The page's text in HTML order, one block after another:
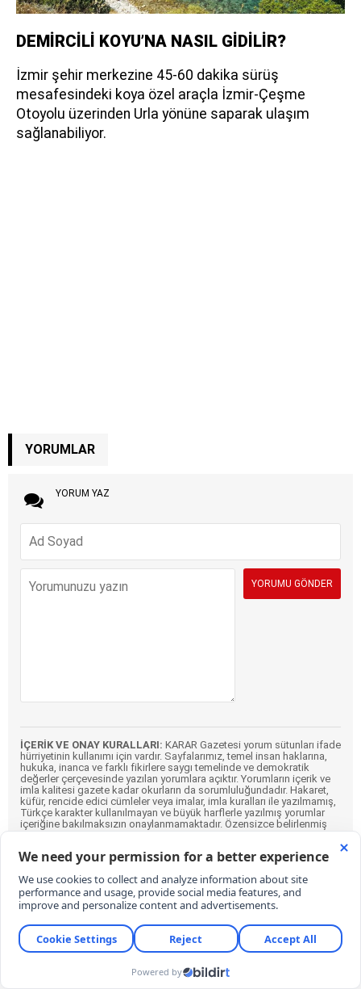
DEMİRCİLİ KOYU’NA NASIL GİDİLİR?
İzmir şehir merkezine 45-60 dakika sürüş
mesafesindeki koya özel araçla İzmir-Çeşme
Otoyolu üzerinden Urla yönüne saparak ulaşım
sağlanabiliyor.
YORUMLAR
YORUM YAZ
İÇERİK VE ONAY KURALLARI: KARAR Gazetesi yorum sütunları ifade
hürriyetinin kullanımı için vardır. Sayfalarımız, temel insan haklarına,
hukuka, inanca ve farklı fikirlere saygı temelinde ve demokratik
değerler çerçevesinde yazılan yorumlara açıktır. Yorumların içerik ve
imla kalitesi gazete kadar okurların da sorumluluğundadır. Hakaret,
küfür, rencide edici cümleler veya imalar, imla kuralları ile yazılmamış,
Türkçe karakter kullanılmayan ve büyük harflerle yazılmış yorumlar
içeriğine bakılmaksızın onaylanmamaktadır. Özensizce belirlenmiş
kullanıcı adlarıyla gönderilen veya haber ve yazının bağlamının
onaylanmamaktadır.